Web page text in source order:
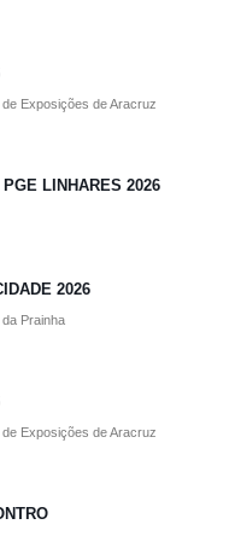
de Exposições de Aracruz
LINHARES 2026
2026
da Prainha
de Exposições de Aracruz